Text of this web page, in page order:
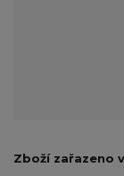
Zboží zařazeno